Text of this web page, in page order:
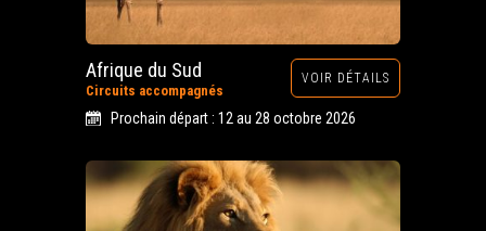
Afrique du Sud
Circuits accompagnés
VOIR DÉTAILS
Prochain départ : 12 au 28 octobre 2026